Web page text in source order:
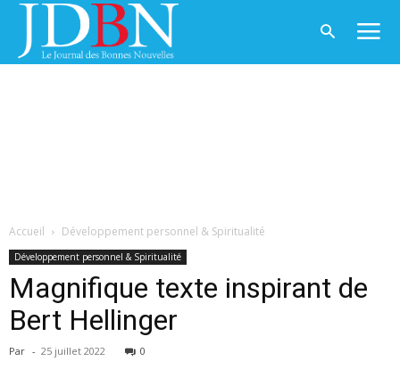
Accueil Développement personnel & Spiritualité
Développement personnel & Spiritualité
Magnifique texte inspirant de
Bert Hellinger
Par - 25 juillet 2022 0